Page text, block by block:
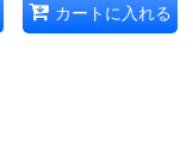
カートに入れる